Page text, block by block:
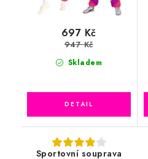
Skladem
697 Kč
947 Kč
Sportovní souprava